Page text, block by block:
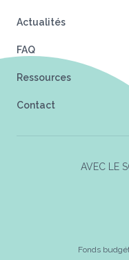
Actualités
FAQ
Ressources
Contact
AVEC LE
Fonds